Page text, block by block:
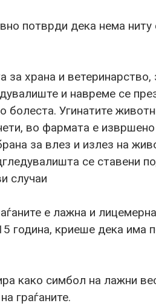
потврди дека нема ниту
храна и ветеринарство,
и навреме се
болеста. Угинатите
во фармата е
за влез и излез на
се ставени
случаи
е лажна и лицемерна.
година, криеше дека има
симбол на лажни
граѓаните.